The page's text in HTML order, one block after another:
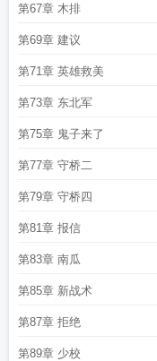
第67章 木排
第69章 建议
第71章 英雄救美
第73章 东北军
第75章 鬼子来了
第77章 守桥二
第79章 守桥四
第81章 报信
第83章 南瓜
第85章 新战术
第87章 拒绝
第89章 少校